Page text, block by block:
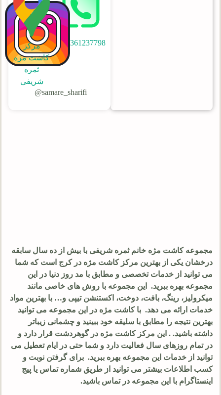
09361237798
samare_sharifi@
مرکز
کاشت مژه
ثمره
شریفی
مجموعه کاشت مژه خانم ثمره شریفی با بیش از ده سال سابقه
درخشان یکی از بهترین مرکز کاشت مژه در کرج است که شما
می توانید از خدمات تخصصی و مطابق با مد روز دنیا در این
مجموعه بهره ببرید. این مجموعه با روش های خاصی مانند
میکرولیز، رینگ، بافت، دوخت، اکستنشن تیپی و… با بهترین مواد
خدمات ارائه می دهد. با کاشت مژه در این مجموعه می توانید
بهترین نتیجه را مطابق با سلیقه خود ببینید و چشمانی زیباتر
داشته باشید. . این مرکز کاشت مژه در گوهردشت قرار دارد و
در تمام روزهای سال فعالیت دارد و شما حتی در ایام تعطیل می
توانید از خدمات این مجموعه بهره ببرید. برای گرفتن نوبت و
کسب اطلاعات بیشتر می توانید از طریق شماره تماس یا پیج
اینستاگرام با این مجموعه در تماس باشید.